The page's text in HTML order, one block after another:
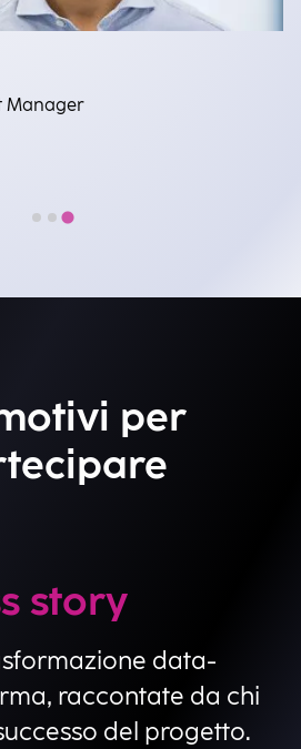
Manager
per
story
data-
raccontate da chi
del progetto.